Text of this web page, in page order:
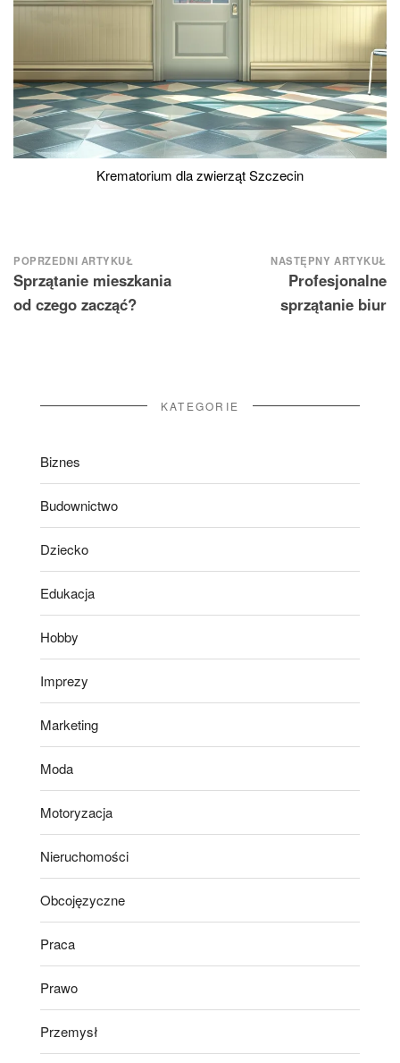
Krematorium dla zwierząt Szczecin
Nawigacja
wpisu
POPRZEDNI ARTYKUŁ
Sprzątanie mieszkania
od czego zacząć?
NASTĘPNY ARTYKUŁ
Profesjonalne
sprzątanie biur
KATEGORIE
Biznes
Budownictwo
Dziecko
Edukacja
Hobby
Imprezy
Marketing
Moda
Motoryzacja
Nieruchomości
Obcojęzyczne
Praca
Prawo
Przemysł